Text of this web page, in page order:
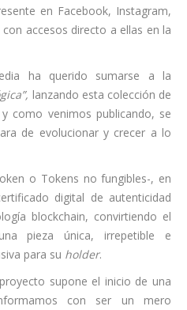
en Facebook, Instagram,
accesos directo a ellas en la
ha querido sumarse a la
lanzando esta colección de
como venimos publicando, se
de evolucionar y crecer a lo
o Tokens no fungibles-, en
digital de autenticidad
blockchain, convirtiendo el
pieza única, irrepetible e
para su holder.
supone el inicio de una
con ser un mero